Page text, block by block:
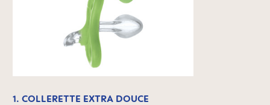
1. COLLERETTE EXTRA DOUCE